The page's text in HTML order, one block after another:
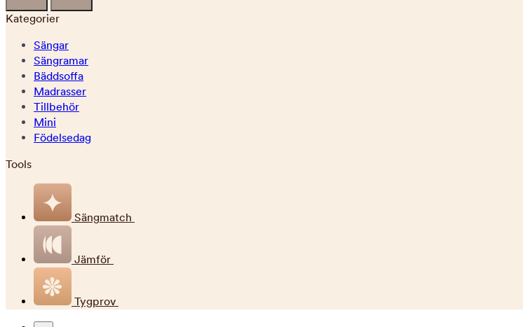
Kategorier
Sängar
Sängramar
Bäddsoffa
Madrasser
Tillbehör
Mini
Födelsedag
Tools
Sängmatch
Jämför
Tygprov